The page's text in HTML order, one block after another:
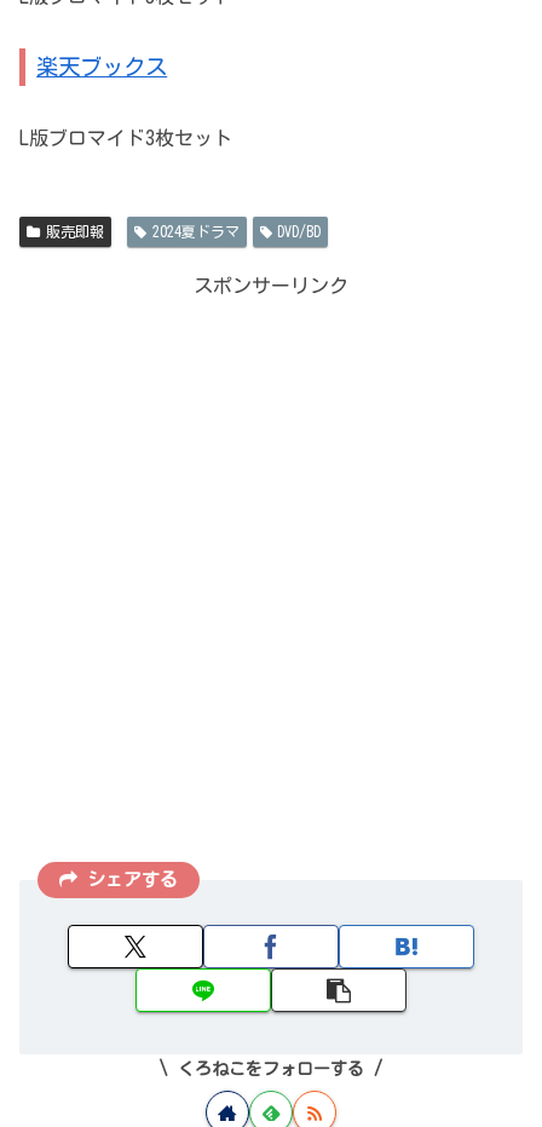
楽天ブックス
L版ブロマイド3枚セット
販売即報 2024夏ドラマ DVD/BD
スポンサーリンク
シェアする
くろねこをフォローする